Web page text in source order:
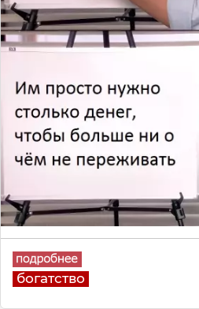
богатство